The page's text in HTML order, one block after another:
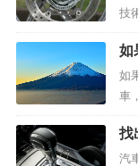
技
的
的
駕
如
如
車
前
本
啟
找
叫
汽